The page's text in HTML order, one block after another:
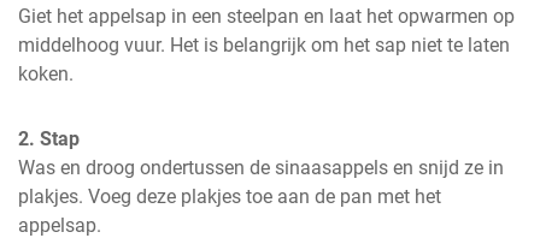
Giet het appelsap in een steelpan en laat het opwarmen op
middelhoog vuur. Het is belangrijk om het sap niet te laten
koken.
2. Stap
Was en droog ondertussen de sinaasappels en snijd ze in
plakjes. Voeg deze plakjes toe aan de pan met het
appelsap.